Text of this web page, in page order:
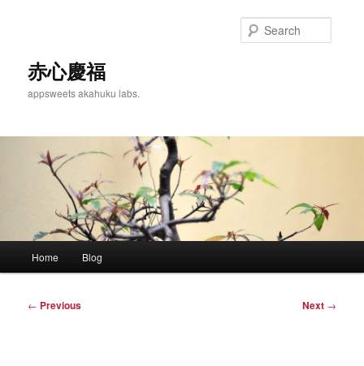
赤心慶福
appsweets akahuku labs.
Home Blog
Post
← Previous Next →